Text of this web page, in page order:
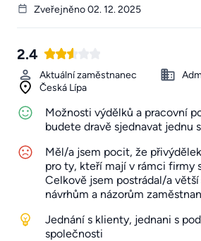
Zveřejněno 02. 12. 2025
2.4
Aktuální zaměstnanec
Česká Lípa
Možnosti výdělků a pracovní
budete dravě sjednavat jednu
Měl/a jsem pocit, že
pro ty, kteří mají v rámci firmy
Celkově jsem postrádal/a
návrhům a názorům
Jednání s klienty, jednani s
společnosti